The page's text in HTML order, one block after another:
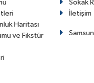
Haritası
ve Fikstür
Sokak
İletişim